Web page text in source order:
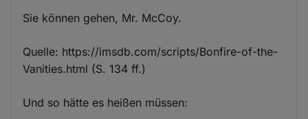
Sie können gehen, Mr. McCoy.
Quelle: https://imsdb.com/scripts/Bonfire-of-the-
Vanities.html (S. 134 ff.)
Und so hätte es heißen müssen: